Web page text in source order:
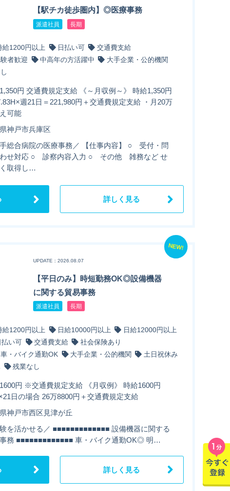
【駅チカ徒歩圏内】◎医療事務
派遣社員 長期
給1200円以上 日払い可
交通費支給
者歓迎 中高年の方活躍中
大手企業・公的機関
円 交通費規定支給 《～月収例～》 時給1,350円
週21日＝221,980円＋交通費規定支給 ・月20万
可能
神戸市兵庫区
総合病院の医療事務／ 【仕事内容】 ○ 受付・問
せ対応 ○ 診察内容入力 ○ その他 雑務など せ
取得し…
詳しく見る
NEW!
UPDATE：2026.08.07
【平日のみ】時短勤務OK◎設備機器
に関する貿易事務
派遣社員 長期
給1200円以上 日給10000円以上
日給12000円以上
払い可 交通費支給
社会保険あり
車・バイク通勤OK 大手企業・公的機関
土日祝休み
残業なし
円 ※交通費規定支給 《月収例》 時給1600円
日の場合 26万8800円＋交通費規定支給
神戸市西区見津が丘
を活かせる／ ■■■■■■■■■■■■■ 設備機器に関する
務 ■■■■■■■■■■■■■ 車・バイク通勤OK◎ 明…
詳しく見る